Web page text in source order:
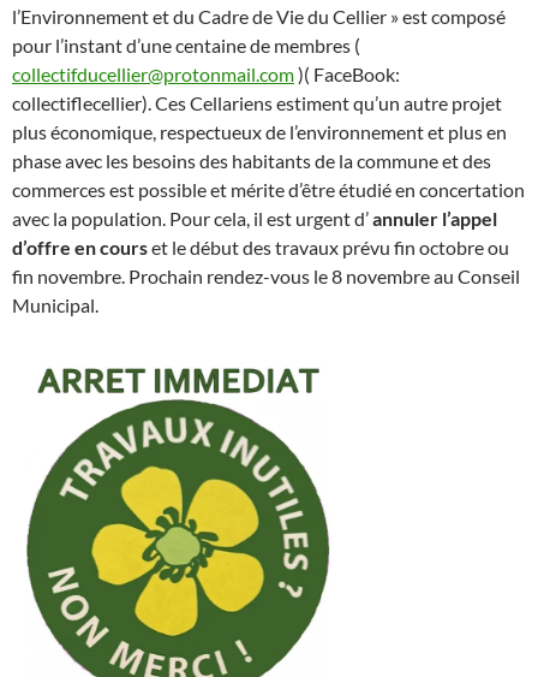
l’Environnement et du Cadre de Vie du Cellier » est composé
pour l’instant d’une centaine de membres (
collectifducellier@protonmail.com)( FaceBook:
collectiflecellier). Ces Cellariens estiment qu’un autre projet
plus économique, respectueux de l’environnement et plus en
phase avec les besoins des habitants de la commune et des
commerces est possible et mérite d’être étudié en concertation
avec la population. Pour cela, il est urgent d’annuler l’appel
d’offre en courset le début des travaux prévu fin octobre ou
fin novembre. Prochain rendez-vous le 8 novembre au Conseil
Municipal.